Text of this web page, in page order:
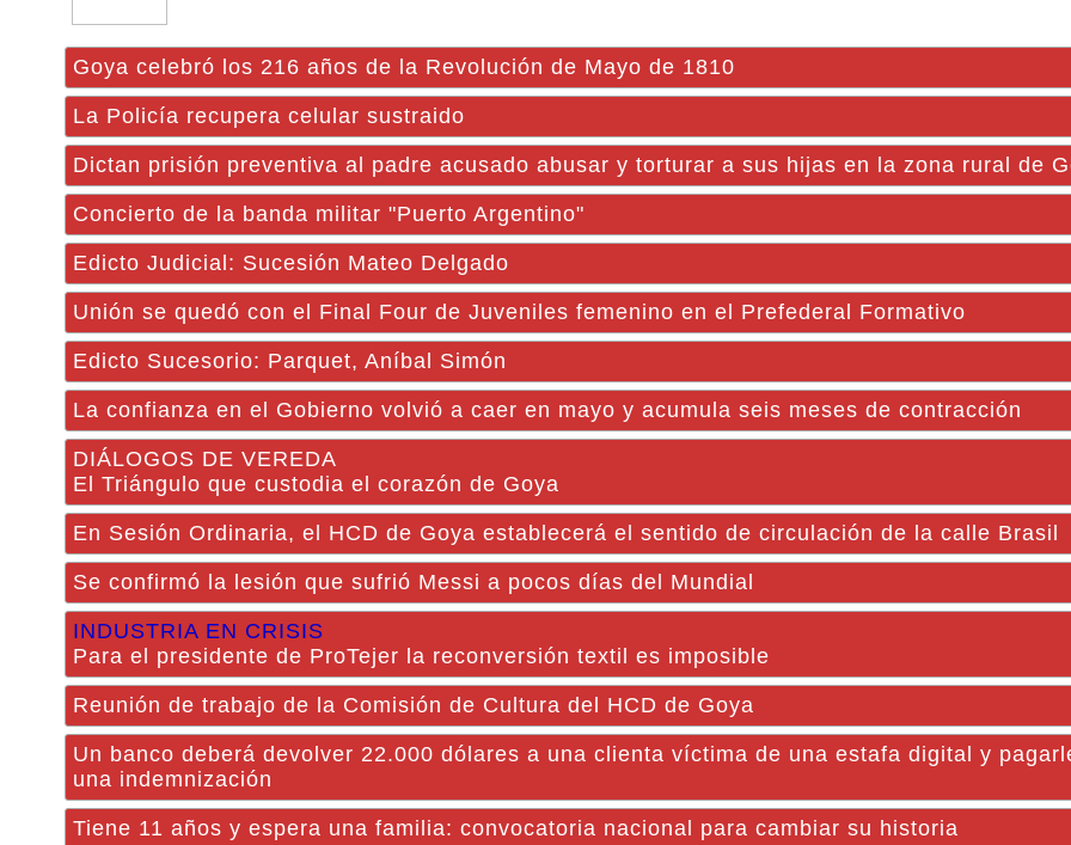
Goya celebró los 216 años de la Revolución de Mayo de 1810
La Policía recupera celular sustraido
Dictan prisión preventiva al padre acusado abusar y torturar a sus hijas en la zona rural de
Concierto de la banda militar "Puerto Argentino"
Edicto Judicial: Sucesión Mateo Delgado
Unión se quedó con el Final Four de Juveniles femenino en el Prefederal Formativo
Edicto Sucesorio: Parquet, Aníbal Simón
La confianza en el Gobierno volvió a caer en mayo y acumula seis meses de contracción
DIÁLOGOS DE VEREDA
El Triángulo que custodia el corazón de Goya
En Sesión Ordinaria, el HCD de Goya establecerá el sentido de circulación de la calle Brasil
Se confirmó la lesión que sufrió Messi a pocos días del Mundial
INDUSTRIA EN CRISIS
Para el presidente de ProTejer la reconversión textil es imposible
Reunión de trabajo de la Comisión de Cultura del HCD de Goya
Un banco deberá devolver 22.000 dólares a una clienta víctima de una estafa digital y
una indemnización
Tiene 11 años y espera una familia: convocatoria nacional para cambiar su historia